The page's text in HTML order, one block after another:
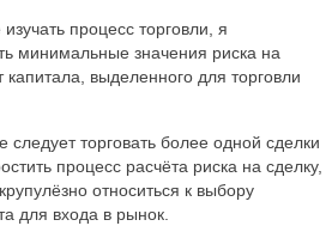
процесс торговли, я
минимальные значения риска на
выделенного для торговли
следует торговать более одной сделки
процесс расчёта риска на сделку,
относиться к выбору
для входа в рынок.